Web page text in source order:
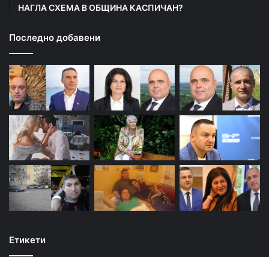
НАГЛА СХЕМА В ОБЩИНА КАСПИЧАН?
Последно добавени
Етикети